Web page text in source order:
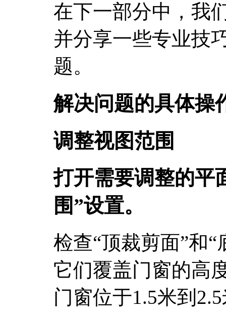
在下一部分中，我
并分享一些专业技
题。
解决问题的具体操
调整视图范围
打开需要调整的平
围”设置。
检查“顶裁剪面”和
它们覆盖门窗的高
门窗位于1.5米到